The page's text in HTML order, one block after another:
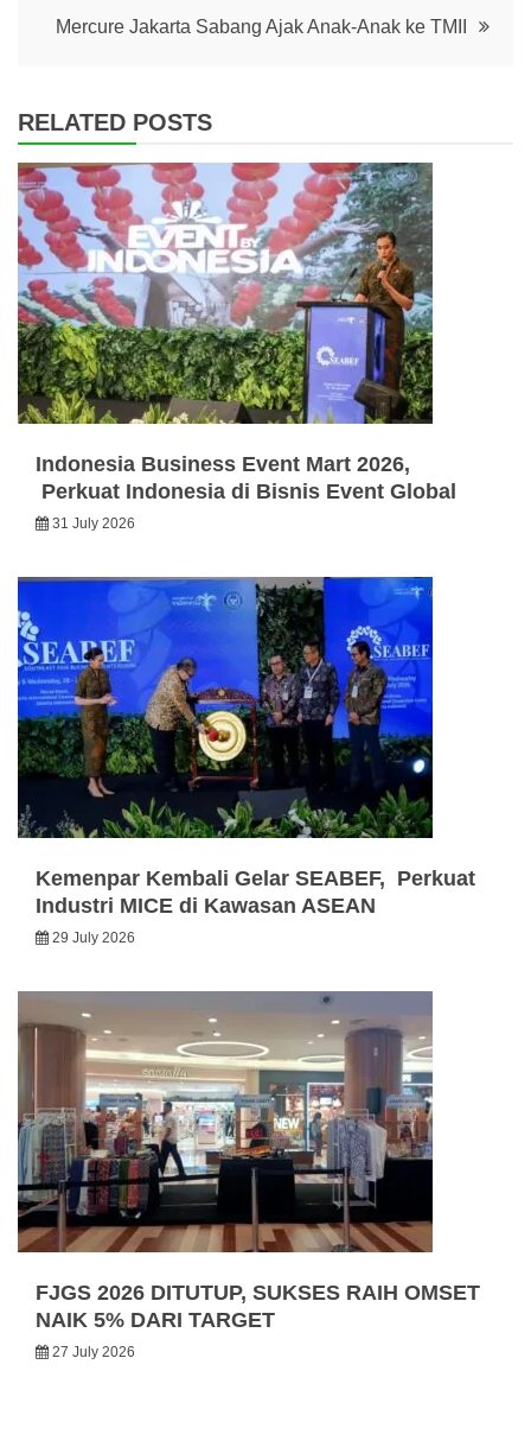
Mercure Jakarta Sabang Ajak Anak-Anak ke TMII
RELATED POSTS
Indonesia Business Event Mart 2026,
Perkuat Indonesia di Bisnis Event Global
31 July 2026
Kemenpar Kembali Gelar SEABEF, Perkuat
Industri MICE di Kawasan ASEAN
29 July 2026
FJGS 2026 DITUTUP, SUKSES RAIH OMSET
NAIK 5% DARI TARGET
27 July 2026